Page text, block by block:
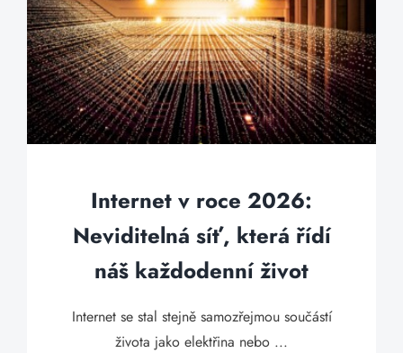
Internet v roce 2026:
Neviditelná síť, která řídí
náš každodenní život
Internet se stal stejně samozřejmou součástí
života jako elektřina nebo ...